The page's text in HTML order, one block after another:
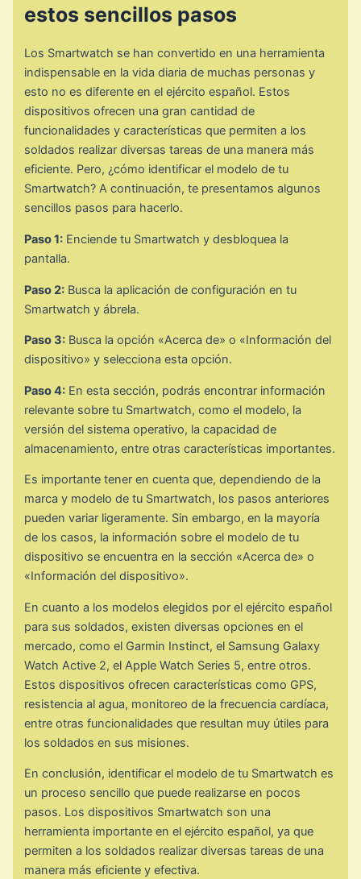
estos sencillos pasos
Los Smartwatch se han convertido en una herramienta
indispensable en la vida diaria de muchas personas y
esto no es diferente en el ejército español. Estos
dispositivos ofrecen una gran cantidad de
funcionalidades y características que permiten a los
soldados realizar diversas tareas de una manera más
eficiente. Pero, ¿cómo identificar el modelo de tu
Smartwatch? A continuación, te presentamos algunos
sencillos pasos para hacerlo.
Paso 1: Enciende tu Smartwatch y desbloquea la
pantalla.
Paso 2: Busca la aplicación de configuración en tu
Smartwatch y ábrela.
Paso 3: Busca la opción «Acerca de» o «Información del
dispositivo» y selecciona esta opción.
Paso 4: En esta sección, podrás encontrar información
relevante sobre tu Smartwatch, como el modelo, la
versión del sistema operativo, la capacidad de
almacenamiento, entre otras características importantes.
Es importante tener en cuenta que, dependiendo de la
marca y modelo de tu Smartwatch, los pasos anteriores
pueden variar ligeramente. Sin embargo, en la mayoría
de los casos, la información sobre el modelo de tu
dispositivo se encuentra en la sección «Acerca de» o
«Información del dispositivo».
En cuanto a los modelos elegidos por el ejército español
para sus soldados, existen diversas opciones en el
mercado, como el Garmin Instinct, el Samsung Galaxy
Watch Active 2, el Apple Watch Series 5, entre otros.
Estos dispositivos ofrecen características como GPS,
resistencia al agua, monitoreo de la frecuencia cardíaca,
entre otras funcionalidades que resultan muy útiles para
los soldados en sus misiones.
En conclusión, identificar el modelo de tu Smartwatch es
un proceso sencillo que puede realizarse en pocos
pasos. Los dispositivos Smartwatch son una
herramienta importante en el ejército español, ya que
permiten a los soldados realizar diversas tareas de una
manera más eficiente y efectiva.